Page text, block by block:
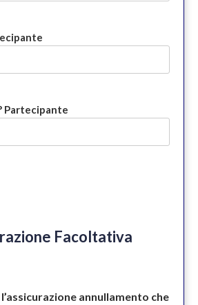
Partecipante
Facoltativa
annullamento che